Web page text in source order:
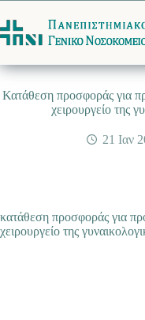
στο
περιεχόμενο
Κατάθεση προσφοράς για
χειρουργείο της
21 Ιαν
κατάθεση προσφοράς για
χειρουργείο της